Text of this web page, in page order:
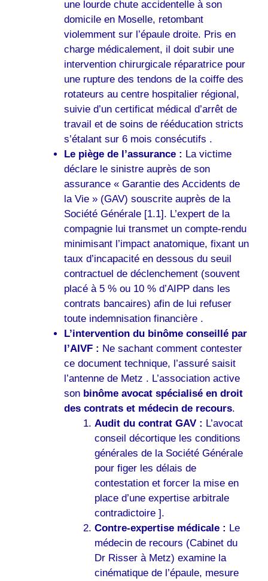
une lourde chute accidentelle à son
domicile en Moselle, retombant
violemment sur l’épaule droite. Pris en
charge médicalement, il doit subir une
intervention chirurgicale réparatrice pour
une rupture des tendons de la coiffe des
rotateurs au centre hospitalier régional,
suivie d’un certificat médical d’arrêt de
travail et de soins de rééducation stricts
s’étalant sur 6 mois consécutifs .
Le piège de l’assurance : La victime
déclare le sinistre auprès de son
assurance « Garantie des Accidents de
la Vie » (GAV) souscrite auprès de la
Société Générale [1.1]. L’expert de la
compagnie lui transmet un compte-rendu
minimisant l’impact anatomique, fixant un
taux d’incapacité en dessous du seuil
contractuel de déclenchement (souvent
placé à 5 % ou 10 % d’AIPP dans les
contrats bancaires) afin de lui refuser
toute indemnisation financière .
L’intervention du binôme conseillé par
l’AIVF : Ne sachant comment contester
ce document technique, l’assuré saisit
l’antenne de Metz . L’association active
son binôme avocat spécialisé en droit
des contrats et médecin de recours.
Audit du contrat GAV : L’avocat
conseil décortique les conditions
générales de la Société Générale
pour figer les délais de
contestation et forcer la mise en
place d’une expertise arbitrale
contradictoire ].
Contre-expertise médicale : Le
médecin de recours (Cabinet du
Dr Risser à Metz) examine la
cinématique de l’épaule, mesure